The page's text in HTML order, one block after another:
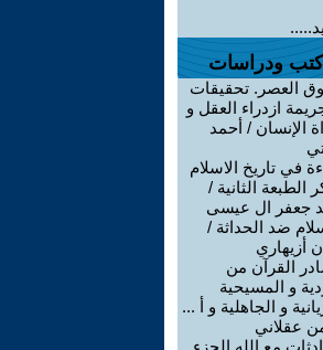
كتب ودراسات
العصر. تحقيقات
ازدراء العقل و
الإنسان / أحمد
في تاريخ الاسلام
الطبعة الثانية /
جعفر ال عيسى
ضد الحداثة /
أزيهاري
القرآن من
و المسيحية
و الجاهلية و أ ...
عقلاني
مع الله الجزء